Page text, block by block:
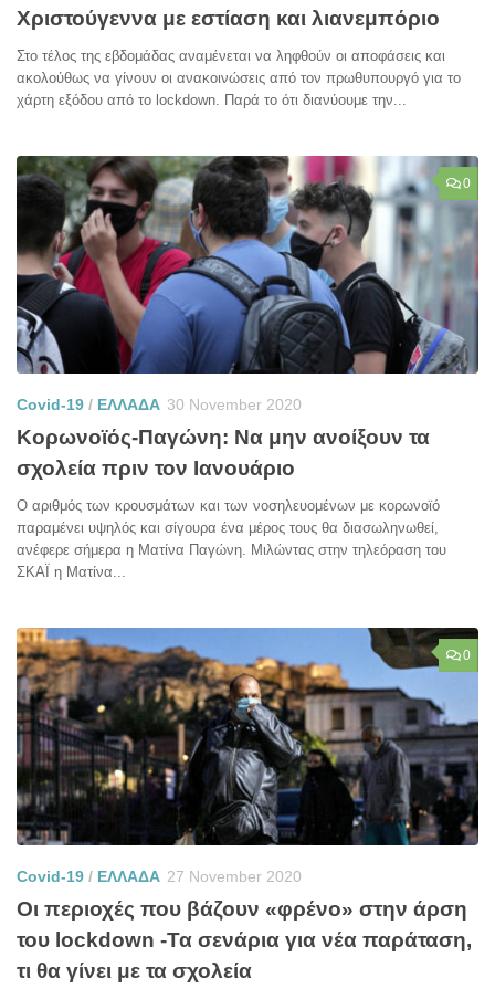
Χριστούγεννα με εστίαση και λιανεμπόριο
Στο τέλος της εβδομάδας αναμένεται να ληφθούν οι αποφάσεις και
ακολούθως να γίνουν οι ανακοινώσεις από τον πρωθυπουργό για το
χάρτη εξόδου από το lockdown. Παρά το ότι διανύουμε την...
0
Covid-19 / ΕΛΛΑΔΑ 30 November 2020
Κορωνοϊός-Παγώνη: Να μην ανοίξουν τα
σχολεία πριν τον Ιανουάριο
Ο αριθμός των κρουσμάτων και των νοσηλευομένων με κορωνοϊό
παραμένει υψηλός και σίγουρα ένα μέρος τους θα διασωληνωθεί,
ανέφερε σήμερα η Ματίνα Παγώνη. Μιλώντας στην τηλεόραση του
ΣΚΑΪ η Ματίνα...
0
Covid-19 / ΕΛΛΑΔΑ 27 November 2020
Οι περιοχές που βάζουν «φρένο» στην άρση
του lockdown -Τα σενάρια για νέα παράταση,
τι θα γίνει με τα σχολεία